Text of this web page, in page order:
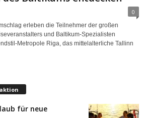
0
erleben die Teilnehmer der großen
und Baltikum-Spezialisten
Metropole Riga, das mittelalterliche Tallinn
für neue